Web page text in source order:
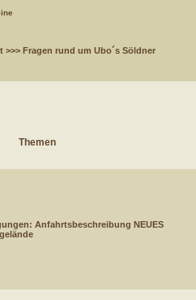
>>> Fragen rund um Ubo´s Söldner
Themen
Anfahrtsbeschreibung NEUES